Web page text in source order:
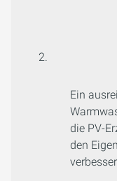
Ein
die PV-
den